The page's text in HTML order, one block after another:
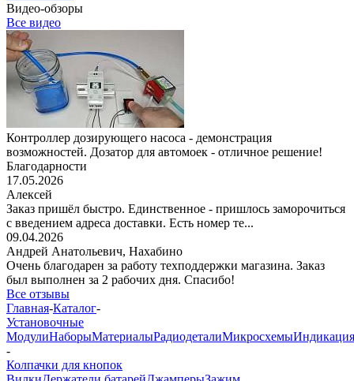
Видео-обзоры
Все видео
Контроллер дозирующего насоса - демонстрация
возможностей. Дозатор для автомоек - отличное решение!
Благодарности
17.05.2026
Алексей
Заказ пришёл быстро. Единственное - пришлось заморочиться
с введением адреса доставки. Есть номер те...
09.04.2026
Андрей Анатольевич, Нахабино
Очень благодарен за работу техподдержки магазина. Заказ
был выполнен за 2 рабочих дня. Спасибо!
Все отзывы
Главная-Каталог-
Установочные
МодулиНаборыМатериалыРадиодеталиМикросхемыИндикация
-
Колпачки для кнопок